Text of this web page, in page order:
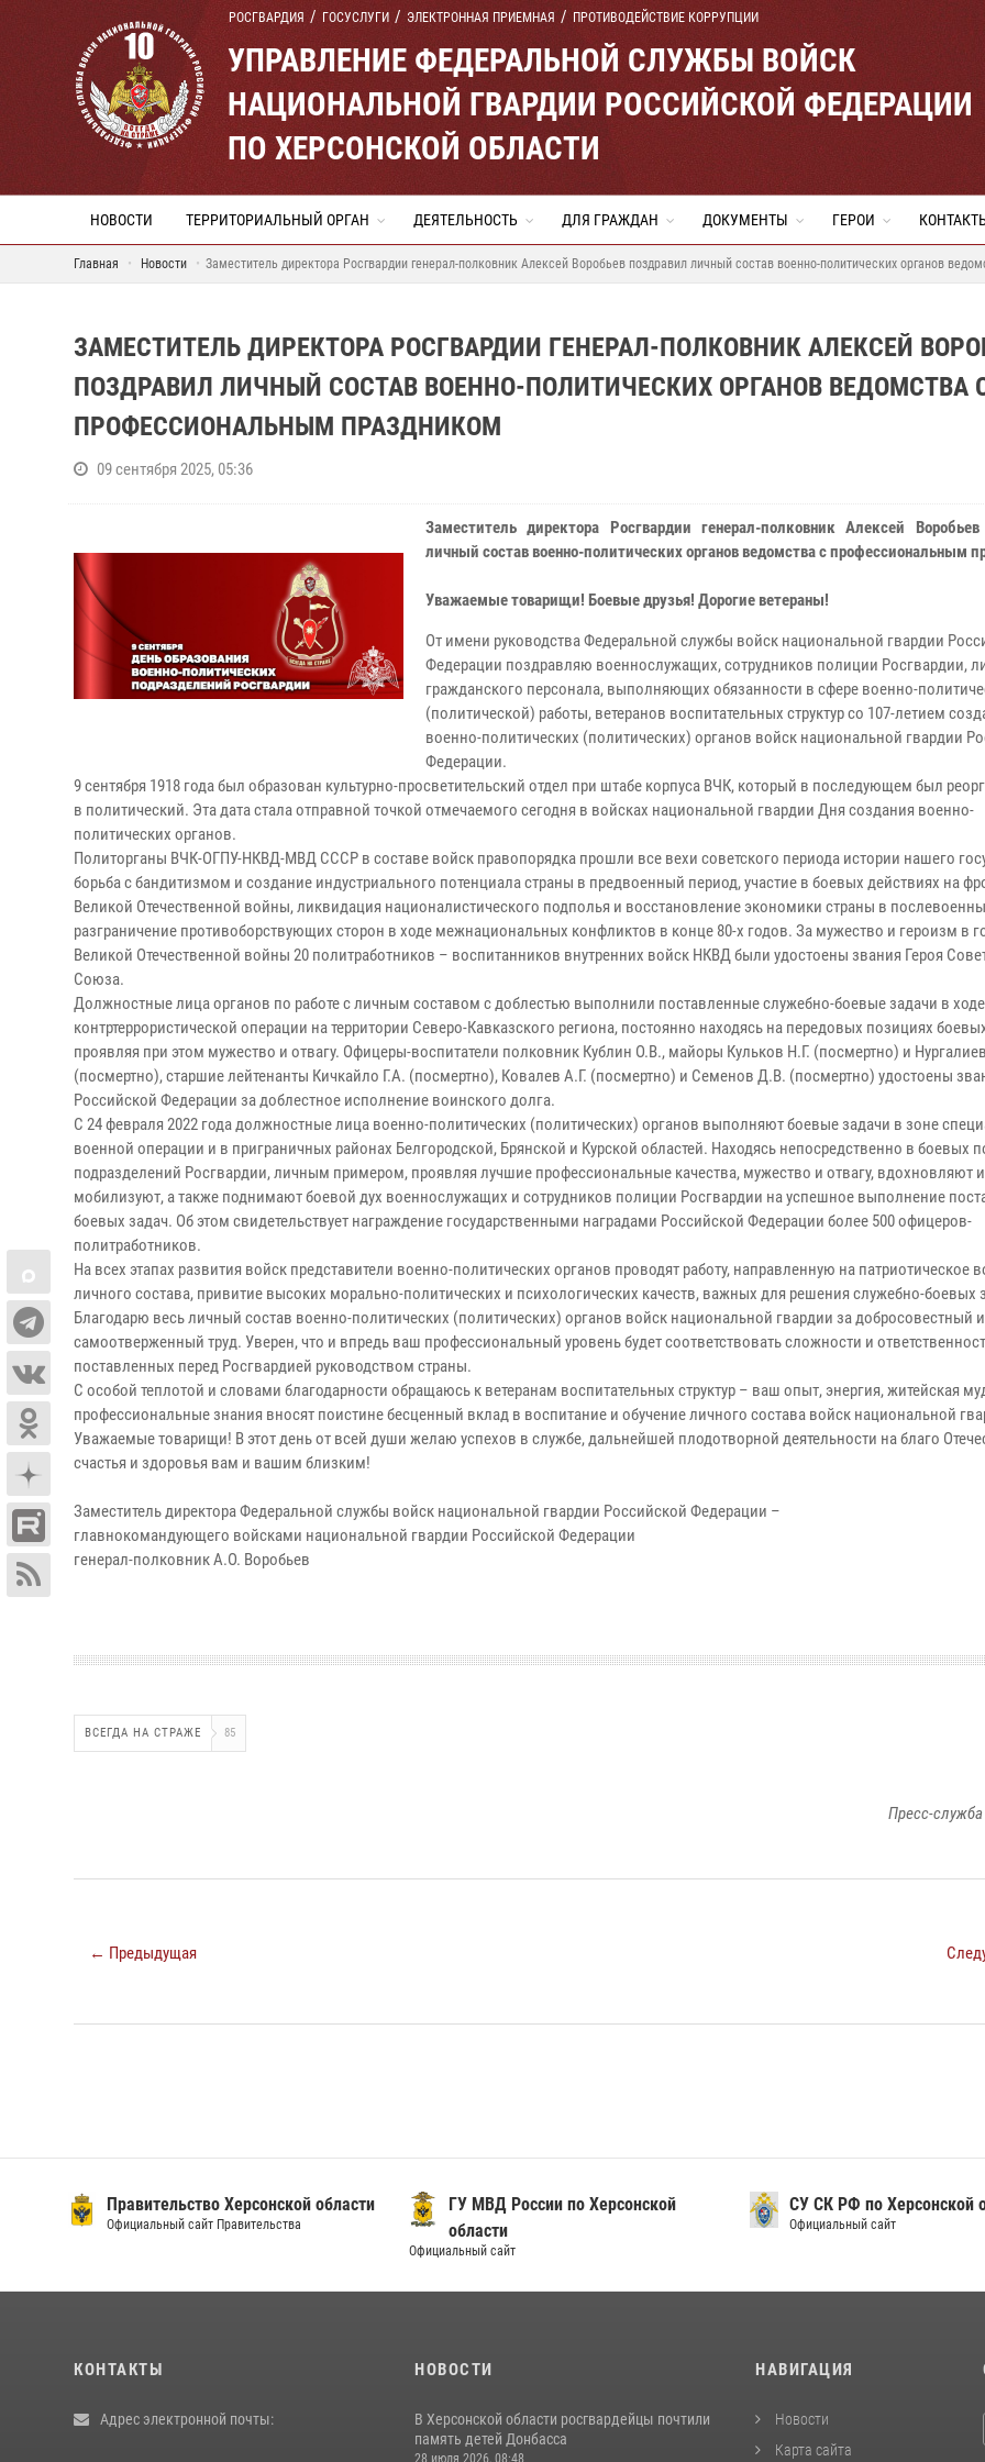
РОСГВАРДИЯ ГОСУСЛУГИ ЭЛЕКТРОННАЯ ПРИЕМНАЯ ПРОТИВОДЕЙСТВИЕ КОРРУПЦИИ
УПРАВЛЕНИЕ ФЕДЕРАЛЬНОЙ СЛУЖБЫ ВОЙСК
НАЦИОНАЛЬНОЙ ГВАРДИИ РОССИЙСКОЙ ФЕДЕРАЦИИ
ПО ХЕРСОНСКОЙ ОБЛАСТИ
НОВОСТИ ТЕРРИТОРИАЛЬНЫЙ ОРГАН ДЕЯТЕЛЬНОСТЬ ДЛЯ ГРАЖДАН ДОКУМЕНТЫ ГЕРОИ
Главная Новости Заместитель директора Росгвардии генерал-полковник Алексей Воробьев поздравил личный состав военно-политических органов
ЗАМЕСТИТЕЛЬ ДИРЕКТОРА РОСГВАРДИИ ГЕНЕРАЛ-ПОЛКОВНИК АЛЕКСЕЙ
ПОЗДРАВИЛ ЛИЧНЫЙ СОСТАВ ВОЕННО-ПОЛИТИЧЕСКИХ ОРГАНОВ ВЕДОМСТВА
ПРОФЕССИОНАЛЬНЫМ ПРАЗДНИКОМ
09 сентября 2025, 05:36
Заместитель директора Росгвардии генерал-полковник Алексей Воробьев
личный состав военно-политических органов ведомства с профессиональным
Уважаемые товарищи! Боевые друзья! Дорогие ветераны!
От имени руководства Федеральной службы войск национальной гвардии
Федерации поздравляю военнослужащих, сотрудников полиции Росгвардии,
гражданского персонала, выполняющих обязанности в сфере военно-
(политической) работы, ветеранов воспитательных структур со 107-летием
военно-политических (политических) органов войск национальной гвардии
Федерации.
9 сентября 1918 года был образован культурно-просветительский отдел при штабе корпуса ВЧК, который в последующем был
в политический. Эта дата стала отправной точкой отмечаемого сегодня в войсках национальной гвардии Дня создания военно-
политических органов.
Политорганы ВЧК-ОГПУ-НКВД-МВД СССР в составе войск правопорядка прошли все вехи советского периода истории нашего
борьба с бандитизмом и создание индустриального потенциала страны в предвоенный период, участие в боевых действиях на
Великой Отечественной войны, ликвидация националистического подполья и восстановление экономики страны в
разграничение противоборствующих сторон в ходе межнациональных конфликтов в конце 80-х годов. За мужество и героизм в
Великой Отечественной войны 20 политработников – воспитанников внутренних войск НКВД были удостоены звания Героя
Союза.
Должностные лица органов по работе с личным составом с доблестью выполнили поставленные служебно-боевые задачи в ходе
контртеррористической операции на территории Северо-Кавказского региона, постоянно находясь на передовых позициях
проявляя при этом мужество и отвагу. Офицеры-воспитатели полковник Кублин О.В., майоры Кульков Н.Г. (посмертно) и
(посмертно), старшие лейтенанты Кичкайло Г.А. (посмертно), Ковалев А.Г. (посмертно) и Семенов Д.В. (посмертно) удостоены
Российской Федерации за доблестное исполнение воинского долга.
С 24 февраля 2022 года должностные лица военно-политических (политических) органов выполняют боевые задачи в зоне
военной операции и в приграничных районах Белгородской, Брянской и Курской областей. Находясь непосредственно в боевых
подразделений Росгвардии, личным примером, проявляя лучшие профессиональные качества, мужество и отвагу, вдохновляют и
мобилизуют, а также поднимают боевой дух военнослужащих и сотрудников полиции Росгвардии на успешное выполнение
боевых задач. Об этом свидетельствует награждение государственными наградами Российской Федерации более 500 офицеров-
политработников.
На всех этапах развития войск представители военно-политических органов проводят работу, направленную на патриотическое
личного состава, привитие высоких морально-политических и психологических качеств, важных для решения служебно-боевых
Благодарю весь личный состав военно-политических (политических) органов войск национальной гвардии за добросовестный и
самоотверженный труд. Уверен, что и впредь ваш профессиональный уровень будет соответствовать сложности и
поставленных перед Росгвардией руководством страны.
С особой теплотой и словами благодарности обращаюсь к ветеранам воспитательных структур – ваш опыт, энергия, житейская
профессиональные знания вносят поистине бесценный вклад в воспитание и обучение личного состава войск национальной
Уважаемые товарищи! В этот день от всей души желаю успехов в службе, дальнейшей плодотворной деятельности на благо
счастья и здоровья вам и вашим близким!
Заместитель директора Федеральной службы войск национальной гвардии Российской Федерации –
главнокомандующего войсками национальной гвардии Российской Федерации
генерал-полковник А.О. Воробьев
ВСЕГДА НА СТРАЖЕ 85
Пресс-служба
← Предыдущая
Правительство Херсонской области
Официальный сайт Правительства
ГУ МВД России по Херсонской
области
Официальный сайт
СУ СК РФ по Херсонской
Официальный сайт
КОНТАКТЫ
Адрес электронной почты:
НОВОСТИ
В Херсонской области росгвардейцы почтили
память детей Донбасса
28 июля 2026, 08:48
НАВИГАЦИЯ
Новости
Карта сайта